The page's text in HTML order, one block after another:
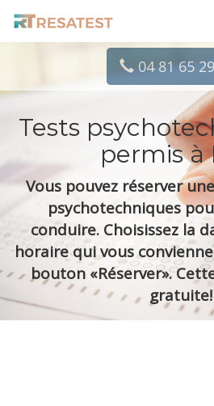
04 81 65
Tests
permis à
Vous pouvez réserver
psychotechniques
conduire. Choisissez la
horaire qui vous
bouton «Réserver».
gratuite!